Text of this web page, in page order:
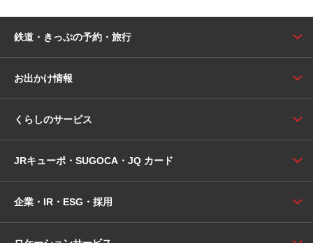
鉄道・きっぷの予約・旅行
お出かけ情報
くらしのサービス
JRキューポ・SUGOCA・JQ カード
企業・IR・ESG・採用